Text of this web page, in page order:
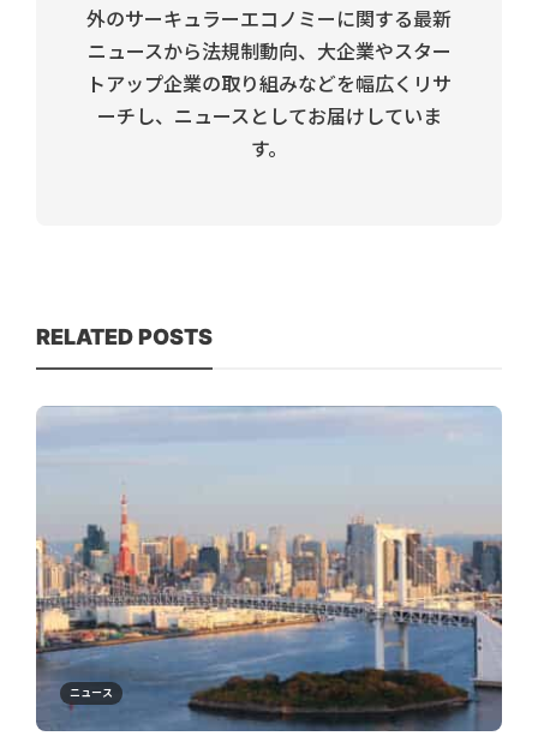
外のサーキュラーエコノミーに関する最新
ニュースから法規制動向、大企業やスター
トアップ企業の取り組みなどを幅広くリサ
ーチし、ニュースとしてお届けしていま
す。
RELATED POSTS
ニュース